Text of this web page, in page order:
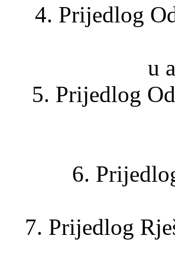
4. Prijedlog
u
5. Prijedlog
6.
7. Prijedlog